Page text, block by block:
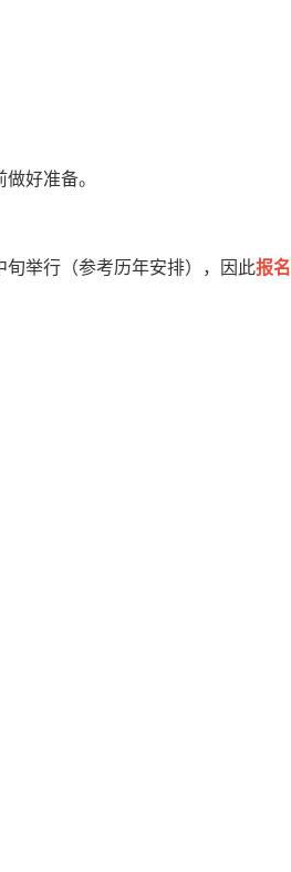
好准备。
旬举行（参考历年安排），因此报